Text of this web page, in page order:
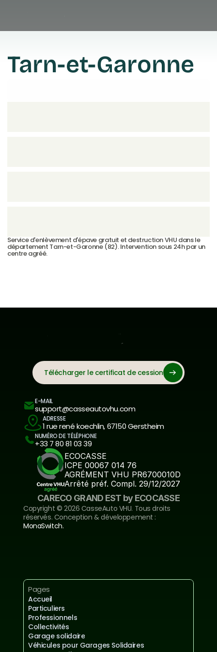
Tarn-et-Garonne
Service d'enlèvement d'épave gratuit et destruction VHU dans le
département Tarn-et-Garonne (82). Intervention sous 24h par un
centre agréé.
Télécharger le certificat de cession
E-MAIL
support@casseautovhu.com
ADRESSE
1 rue rené koechlin, 67150 Gerstheim
NUMÉRO DE TÉLÉPHONE
+33 7 80 81 03 39
ECOCASSE
ICPE 00067 014 76
AGRÉMENT VHU PR6700010D
Arrêté préf. Compl. 29/12/2027
CARECO GRAND EST by ECOCASSE
Copyright ©️ 2026 CasseAuto VHU. Tous droits
MonaSwitch.
Pages
Accueil
Particuliers
Professionnels
Collectivités
Garage solidaire
Véhicules pour Garages Solidaires
Mentions légales et confidentialités